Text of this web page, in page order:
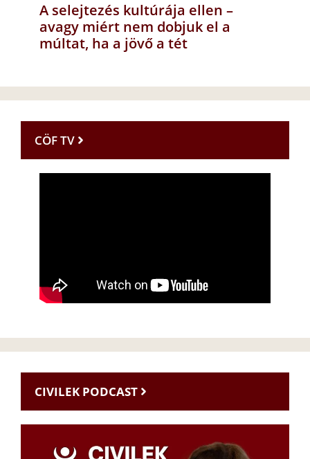
A selejtezés kultúrája ellen –
avagy miért nem dobjuk el a
múltat, ha a jövő a tét
CÖF TV
CIVILEK PODCAST